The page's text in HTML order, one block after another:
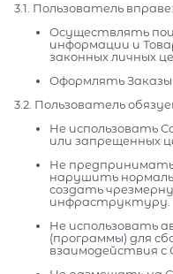
3.1. Пользователь вправе:
Осуществлять
информации и
законных личных
Оформлять Заказы
3.2. Пользователь
Не использовать
или запрещенных
Не
нарушить
создать
инфраструктуру.
Не использовать
(программы) для
взаимодействия с